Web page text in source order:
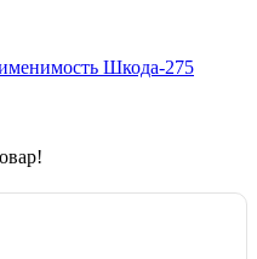
Шкода-275